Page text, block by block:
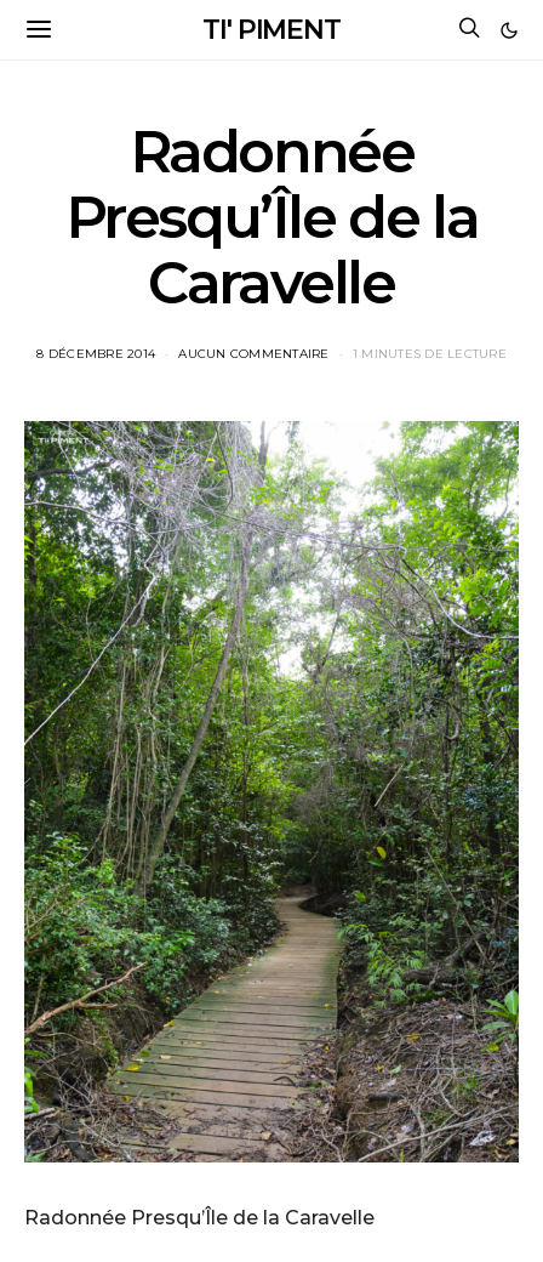
TI' PIMENT
Radonnée
Presqu’Île de la
Caravelle
8 DÉCEMBRE 2014 AUCUN COMMENTAIRE 1 MINUTES DE LECTURE
Radonnée Presqu’Île de la Caravelle